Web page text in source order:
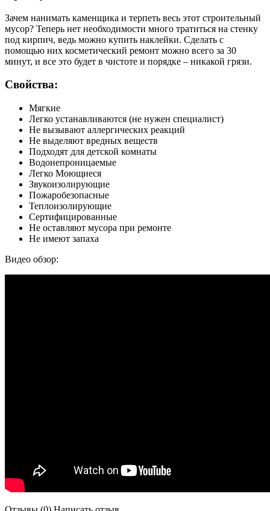
Зачем нанимать каменщика и терпеть весь этот строительный
мусор? Теперь нет необходимости много тратиться на стенку
под кирпич, ведь можно купить наклейки. Сделать с
помощью них косметический ремонт можно всего за 30
минут, и все это будет в чистоте и порядке – никакой грязи.
Свойства:
Мягкие
Легко устанавливаются (не нужен специалист)
Не вызывают аллергических реакций
Не выделяют вредных веществ
Подходят для детской комнаты
Водонепроницаемые
Легко Моющиеся
Звукоизолирующие
Пожаробезопасные
Теплоизолирующие
Сертифицированные
Не оставляют мусора при ремонте
Не имеют запаха
Видео обзор: